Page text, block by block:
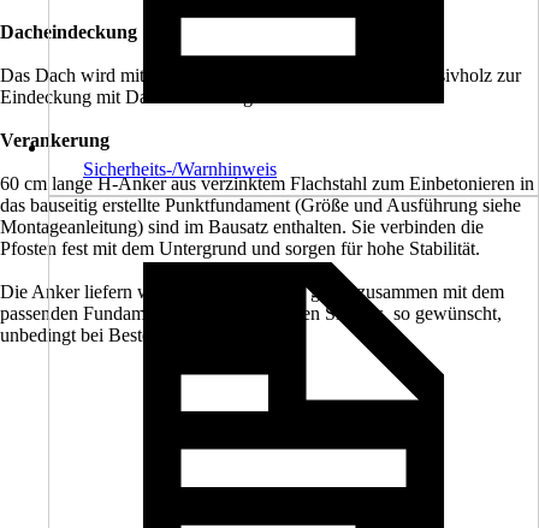
Dacheindeckung
Das Dach wird mit 19 mm starker Dachschalung aus Massivholz zur
Eindeckung mit Dachschindeln geliefert.
Verankerung
60 cm lange H-Anker aus verzinktem Flachstahl zum Einbetonieren in
das bauseitig erstellte Punktfundament (Größe und Ausführung siehe
Montageanleitung) sind im Bausatz enthalten. Sie verbinden die
Pfosten fest mit dem Untergrund und sorgen für hohe Stabilität.
Die Anker liefern wir Ihnen auf Wunsch gerne zusammen mit dem
passenden Fundamentplan zu. Bitte geben Sie dies, so gewünscht,
unbedingt bei Bestellung mit an.
Sicherheits-/Warnhinweis